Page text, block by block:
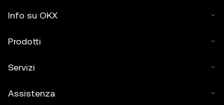
Info su OKX
Prodotti
Servizi
Assistenza